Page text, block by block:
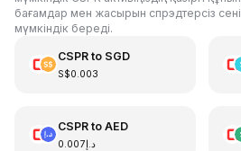
бағамдар мен жасырын спрэдтерсіз
мүмкіндік береді.
CSPRto SGD
S$0.003
CSPRto AED
د.إ0.007